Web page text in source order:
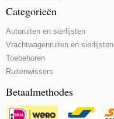
Categorieën
Autoruiten en sierlijsten
Vrachtwagenruiten en sierlijsten
Toebehoren
Ruitenwissers
Betaalmethodes